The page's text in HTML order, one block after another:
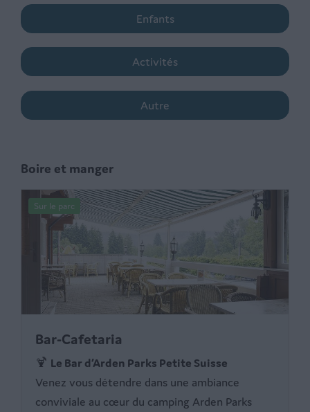
Enfants
Activités
Autre
Boire et manger
Sur le parc
Bar-Cafetaria
🍹 Le Bar d’Arden Parks Petite Suisse
Venez vous détendre dans une ambiance
conviviale au cœur du camping Arden Parks